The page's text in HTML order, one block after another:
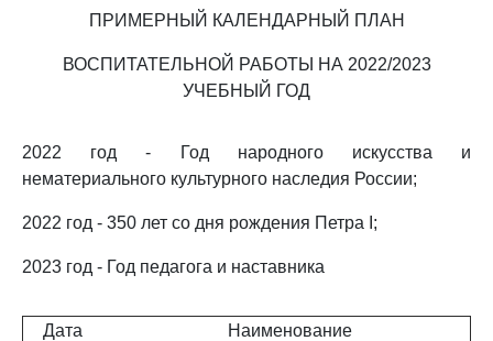
ПРИМЕРНЫЙ КАЛЕНДАРНЫЙ ПЛАН
ВОСПИТАТЕЛЬНОЙ РАБОТЫ НА 2022/2023
УЧЕБНЫЙ ГОД
2022 год - Год народного искусства и
нематериального культурного наследия России;
2022 год - 350 лет со дня рождения Петра I;
2023 год - Год педагога и наставника
Дата Наименование